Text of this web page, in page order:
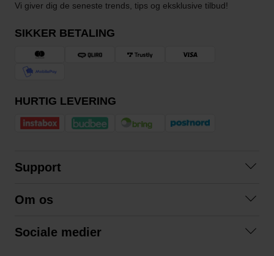
Vi giver dig de seneste trends, tips og eksklusive tilbud!
SIKKER BETALING
HURTIG LEVERING
Support
Betingelser
Om os
Sociale medier